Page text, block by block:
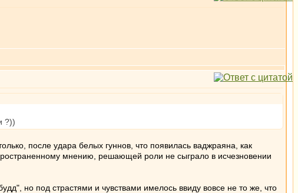
?))
после удара белых гуннов, что появилась ваджраяна, как
мнению, решающей роли не сыграло в исчезновении
но под страстями и чувствами имелось ввиду вовсе не то же, что